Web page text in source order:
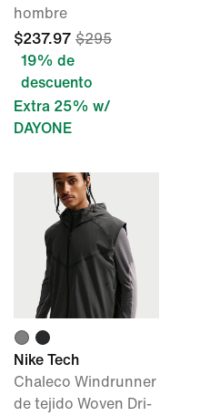
hombre
$237.97 $295
19% de
descuento
Extra 25% w/
DAYONE
Nike Tech
Chaleco Windrunner
de tejido Woven Dri-